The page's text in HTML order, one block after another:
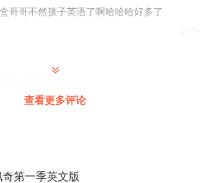
哥哥不然孩子英语了啊哈哈哈好多了
查看更多评论
第一季英文版